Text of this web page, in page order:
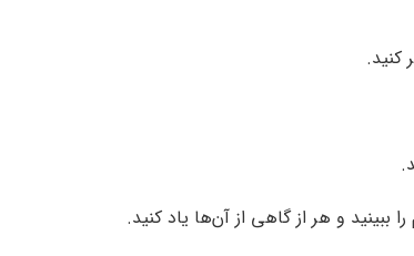
کنید.
ببینید و هر از گاهی از آن‌ها یاد کنید.